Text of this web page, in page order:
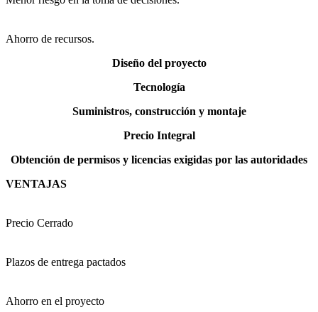
Ahorro de recursos.
Diseño del proyecto
Tecnología
Suministros, construcción y montaje
Precio Integral
Obtención de permisos y licencias exigidas por las autoridades
VENTAJAS
Precio Cerrado
Plazos de entrega pactados
Ahorro en el proyecto